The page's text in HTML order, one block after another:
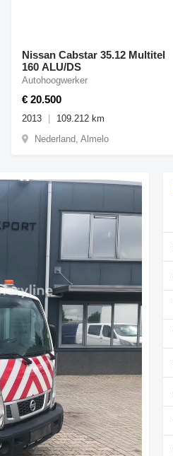
Nissan Cabstar 35.12 Multitel
160 ALU/DS
€ 20.500
Autohoogwerker
2013
109.212 km
Nederland, Almelo